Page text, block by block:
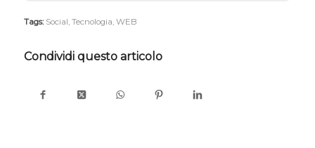
Tags: Social, Tecnologia, WEB
Condividi questo articolo